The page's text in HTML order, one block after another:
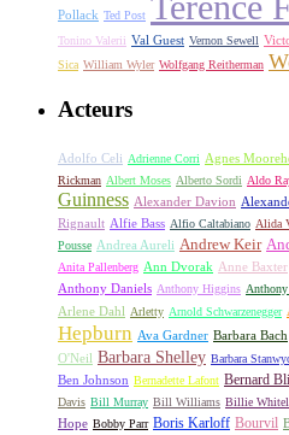
Pollack Ted Post
Tonino Valerii Val Guest Vernon Sewell
Sica William Wyler Wolfgang Reitherman
Acteurs
Adolfo Celi Adrienne Corri Agnes
Rickman Albert Moses Alberto Sordi Aldo
Guinness Alexander Davion
Rignault Alfie Bass Alfio Caltabiano Alida
Pousse Andrea Aureli Andrew Keir
Anita Pallenberg Ann Dvorak Anne Baxter
Anthony Daniels Anthony Higgins
Arlene Dahl Arletty Arnold Schwarzenegger
Hepburn Ava Gardner Barbara Bach
O'Neil Barbara Shelley Barbara
Ben Johnson Bernadette Lafont Bernard
Davis Bill Murray Bill Williams Billie
Hope Bobby Parr Boris Karloff Bourvil